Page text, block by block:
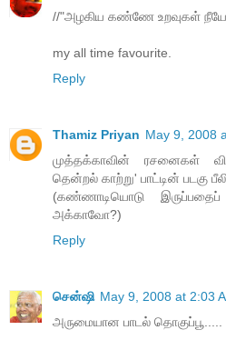
//"அழகிய கண்ணே உறவுகள்
my all time favourite.
Reply
Thamiz Priyan May 9, 2008
முத்தக்காவின் ரசனைகள்
தென்றல் காற்று' பாட்டின் படகு
(கண்ணாடியொடு
அக்காவோ?)
Reply
சென்ஷி May 9, 2008 at 2:03
அருமையான பாடல் தொகுப்பூ.....